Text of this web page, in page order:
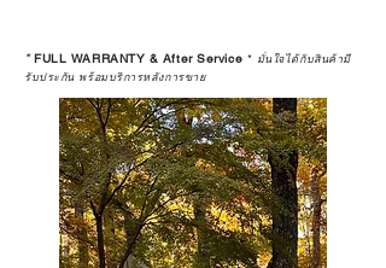
*FULL WARRANTY & After Service * มั่นใจได้กับสินค้ามี
รับประกัน พร้อมบริการหลังการขาย